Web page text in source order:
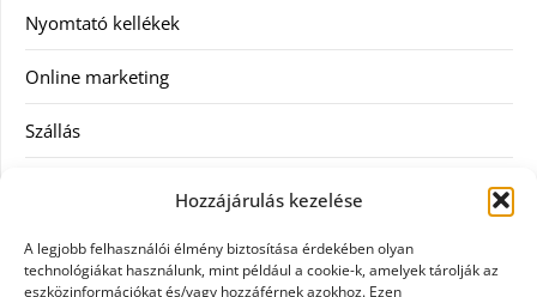
Hozzájárulás kezelése
A legjobb felhasználói élmény biztosítása érdekében olyan
technológiákat használunk, mint például a cookie-k, amelyek tárolják az
eszközinformációkat és/vagy hozzáférnek azokhoz. Ezen
Nyomtató kellékek
Online marketing
Szállás
Szellőztető
Szolgáltatás